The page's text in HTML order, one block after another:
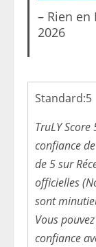
– Rien
2026
Standard:5
TruLY
confiance
de 5 sur
officielles
sont
Vous
confiance